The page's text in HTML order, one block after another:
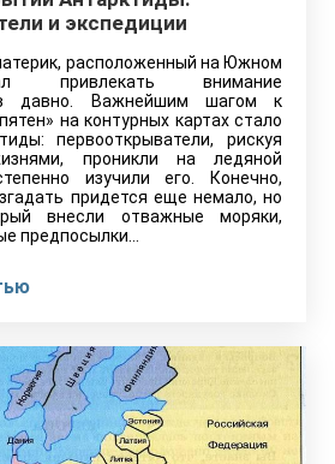
и экспедиции
расположенный на Южном
привлекать внимание
давно. Важнейшим шагом к
на контурных картах стало
первооткрыватели, рискуя
проникли на ледяной
изучили его. Конечно,
придется еще немало, но
внесли отважные моряки,
предпосылки…